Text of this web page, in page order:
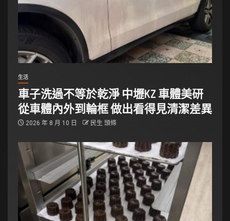
生活
車子洗過不等於乾淨 中壢KZ 車體美研
從車體內外到輪框 做出看得見清潔差異
2026 年 8 月 10 日 民生 頭條